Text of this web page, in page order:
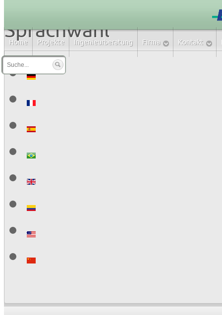
Home Projekte Ingenieurberatung Firma Kontakt
Sprachwahl